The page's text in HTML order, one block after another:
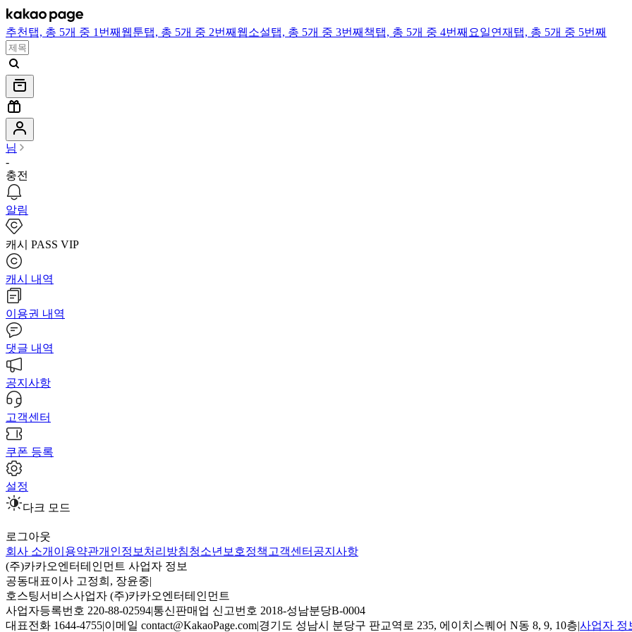
추천 탭, 총 5개 중 1번째 웹툰탭, 총 5개 중 2번째 웹소설탭, 총 5개 중 3번째 책탭, 총 5개 중 4번째 요일연재 탭, 총 5개 중 5번째
님
-
충전
알림
캐시 PASS VIP
캐시 내역
이용권 내역
댓글 내역
공지사항
고객센터
쿠폰 등록
설정
다크 모드
로그아웃
회사 소개 이용약관개인정보처리방침청소년보호정책 고객센터 공지사항
(주)카카오엔터테인먼트 사업자 정보
공동대표이사 고정희, 장윤중|
호스팅서비스사업자 (주)카카오엔터테인먼트
사업자등록번호 220-88-02594|통신판매업 신고번호 2018-성남분당B-0004
대표전화 1644-4755|이메일 contact@KakaoPage.com|경기도 성남시 분당구 판교역로 235, 에이치스퀘어 N동 8, 9, 10층|사업자 정